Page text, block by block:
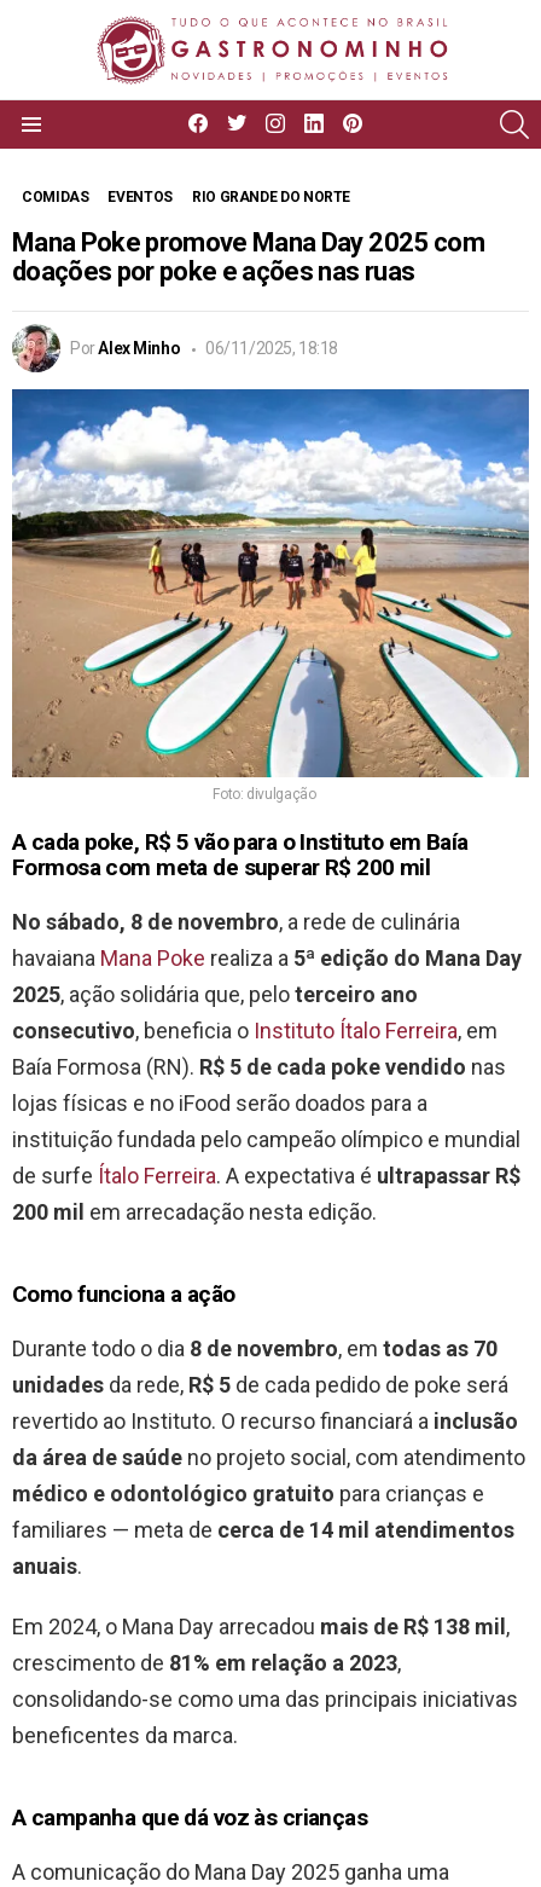
facebooktwitterinstagram
linkedin
COMIDAS EVENTOS RIO GRANDE DO NORTE
Mana Poke promove Mana Day 2025 com
doações por poke e ações nas ruas
PorAlex Minho 06/11/2025, 18:18
Foto: divulgação
A cada poke, R$ 5 vão para o Instituto em Baía
Formosa com meta de superar R$ 200 mil
No sábado, 8 de novembro, a rede de culinária
havaiana Mana Poke realiza a 5ª edição do Mana Day
2025, ação solidária que, peloterceiro ano
consecutivo, beneficia o Instituto Ítalo Ferreira, em
Baía Formosa (RN). R$ 5 de cada poke vendido nas
lojas físicas e no iFood serão doados para a
instituição fundada pelo campeão olímpico e mundial
de surfe Ítalo Ferreira. A expectativa é ultrapassar R$
200 mil em arrecadação nesta edição.
Como funciona a ação
Durante todo o dia 8 de novembro, em todas as 70
unidades da rede, R$ 5 de cada pedido de poke será
revertido ao Instituto. O recurso financiará a inclusão
da área de saúde no projeto social, com atendimento
médico e odontológico gratuito para crianças e
familiares — meta de cerca de 14 mil atendimentos
anuais.
Em 2024, o Mana Day arrecadou mais de R$ 138 mil ,
crescimento de 81% em relação a 2023,
consolidando-se como uma das principais iniciativas
beneficentes da marca.
A campanha que dá voz às crianças
A comunicação do Mana Day 2025 ganha uma